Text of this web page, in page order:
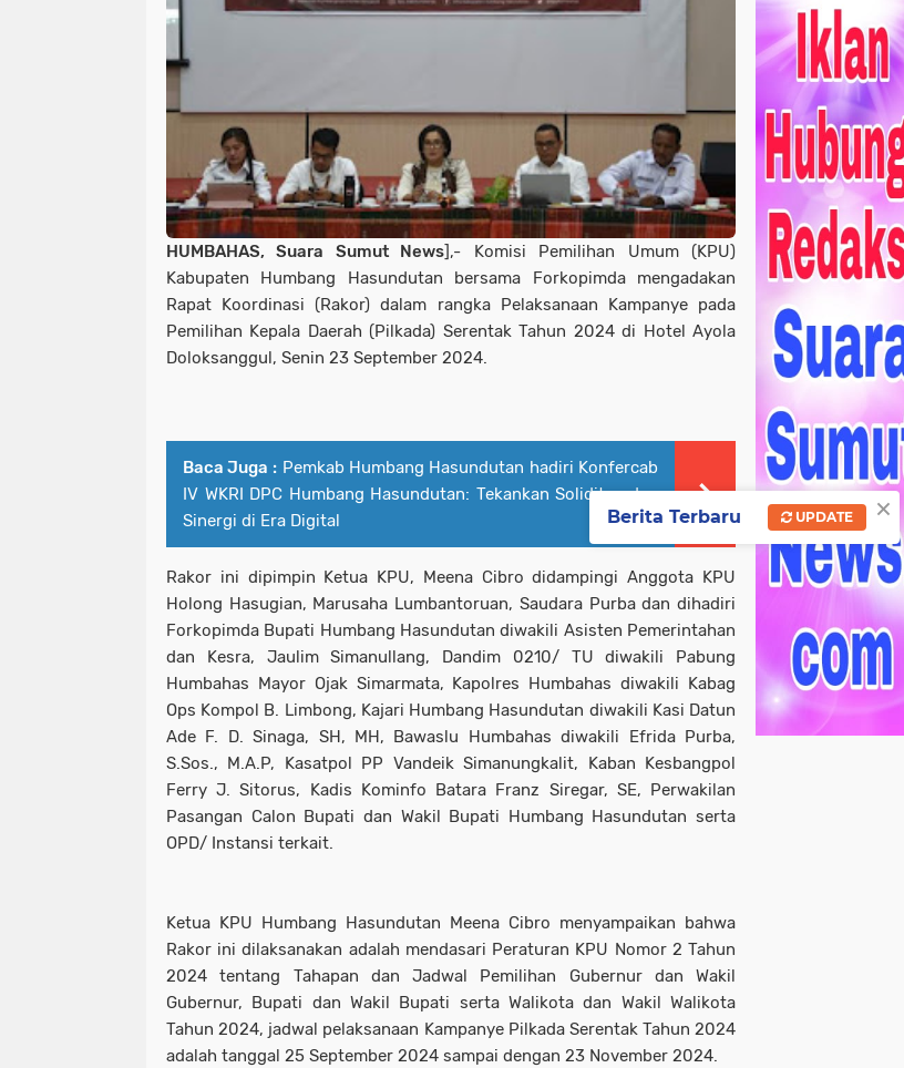
HUMBAHAS, Suara Sumut News],- Komisi Pemilihan Umum (KPU)
Kabupaten Humbang Hasundutan bersama Forkopimda mengadakan
Rapat Koordinasi (Rakor) dalam rangka Pelaksanaan Kampanye pada
Pemilihan Kepala Daerah (Pilkada) Serentak Tahun 2024 di Hotel Ayola
Doloksanggul, Senin 23 September 2024.
Baca Juga : Pemkab Humbang Hasundutan hadiri Konfercab
IV WKRI DPC Humbang Hasundutan: Tekankan Soliditas dan
Sinergi di Era Digital
Rakor ini dipimpin Ketua KPU, Meena Cibro didampingi Anggota KPU
Holong Hasugian, Marusaha Lumbantoruan, Saudara Purba dan dihadiri
Forkopimda Bupati Humbang Hasundutan diwakili Asisten Pemerintahan
dan Kesra, Jaulim Simanullang, Dandim 0210/ TU diwakili Pabung
Humbahas Mayor Ojak Simarmata, Kapolres Humbahas diwakili Kabag
Ops Kompol B. Limbong, Kajari Humbang Hasundutan diwakili Kasi Datun
Ade F. D. Sinaga, SH, MH, Bawaslu Humbahas diwakili Efrida Purba,
S.Sos., M.A.P, Kasatpol PP Vandeik Simanungkalit, Kaban Kesbangpol
Ferry J. Sitorus, Kadis Kominfo Batara Franz Siregar, SE, Perwakilan
Pasangan Calon Bupati dan Wakil Bupati Humbang Hasundutan serta
OPD/ Instansi terkait.
Ketua KPU Humbang Hasundutan Meena Cibro menyampaikan bahwa
Rakor ini dilaksanakan adalah mendasari Peraturan KPU Nomor 2 Tahun
2024 tentang Tahapan dan Jadwal Pemilihan Gubernur dan Wakil
Gubernur, Bupati dan Wakil Bupati serta Walikota dan Wakil Walikota
Tahun 2024, jadwal pelaksanaan Kampanye Pilkada Serentak Tahun 2024
adalah tanggal 25 September 2024 sampai dengan 23 November 2024.
×
Berita Terbaru UPDATE